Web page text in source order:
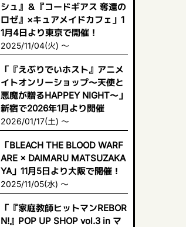
シュ』＆『コードギアス 奪還の
ロゼ』×キュアメイドカフェ」1
1月4日より東京で開催！
2025/11/04(火) ～
「『えぶりでいホスト』アニメ
イトオンリーショップ〜天使と
悪魔が贈るHAPPEY NIGHT〜」
新宿で2026年1月より開催
2026/01/17(土) ～
「BLEACH THE BLOOD WARF
ARE × DAIMARU MATSUZAKA
YA」11月5日より大阪で開催！
2025/11/05(水) ～
「『家庭教師ヒットマンREBOR
N!』POP UP SHOP vol.3 in マ